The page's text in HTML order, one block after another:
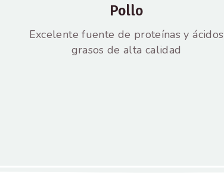
Pollo
Excelente fuente de proteínas y ácidos
grasos de alta calidad